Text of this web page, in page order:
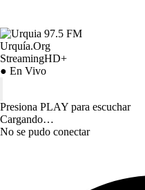
Urquía.Org
StreamingHD+
● En Vivo
Presiona PLAY para escuchar
Cargando…
No se pudo conectar